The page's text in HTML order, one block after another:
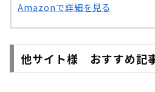
Amazonで詳細を見る
他サイト様 おすすめ記